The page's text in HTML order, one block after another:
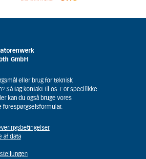
GmbH
eller brug for teknisk
Så tag kontakt til os. For specifikke
kan du også bruge vores
forespørgselsformular.
af data